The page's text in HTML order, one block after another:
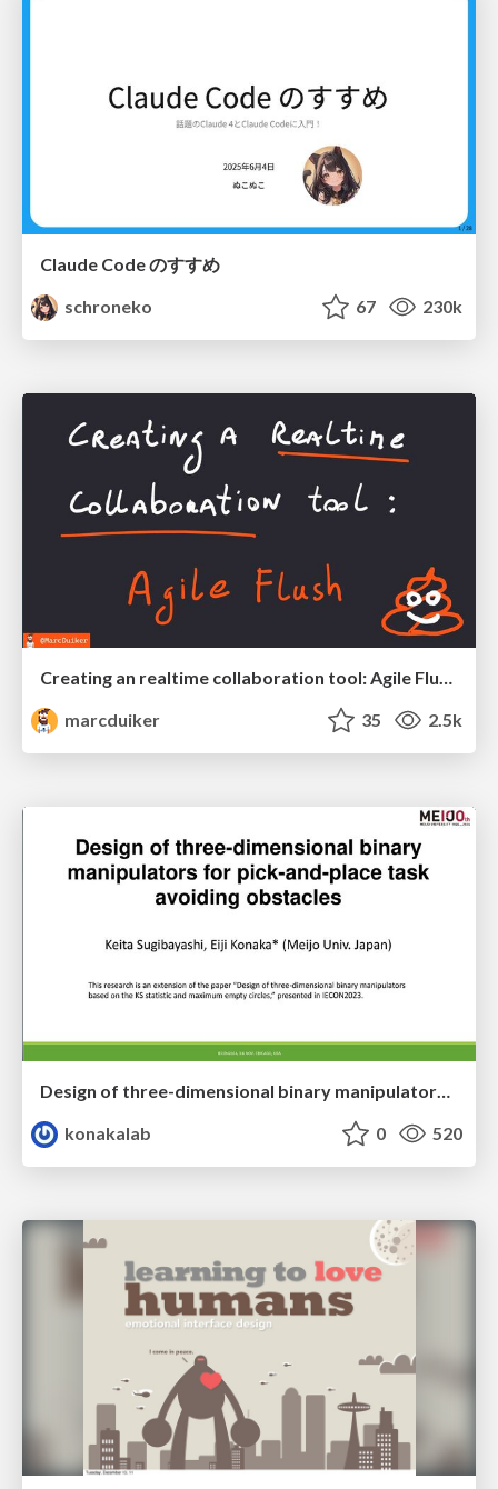
Claude Code のすすめ
schroneko
67 230k
Creating an realtime collaboration tool: Agile Flush - .NET Oxford
marcduiker
35 2.5k
Design of three-dimensional binary manipulators for pick-and-place task avoiding obstacles (IECON2024)
konakalab
0 520